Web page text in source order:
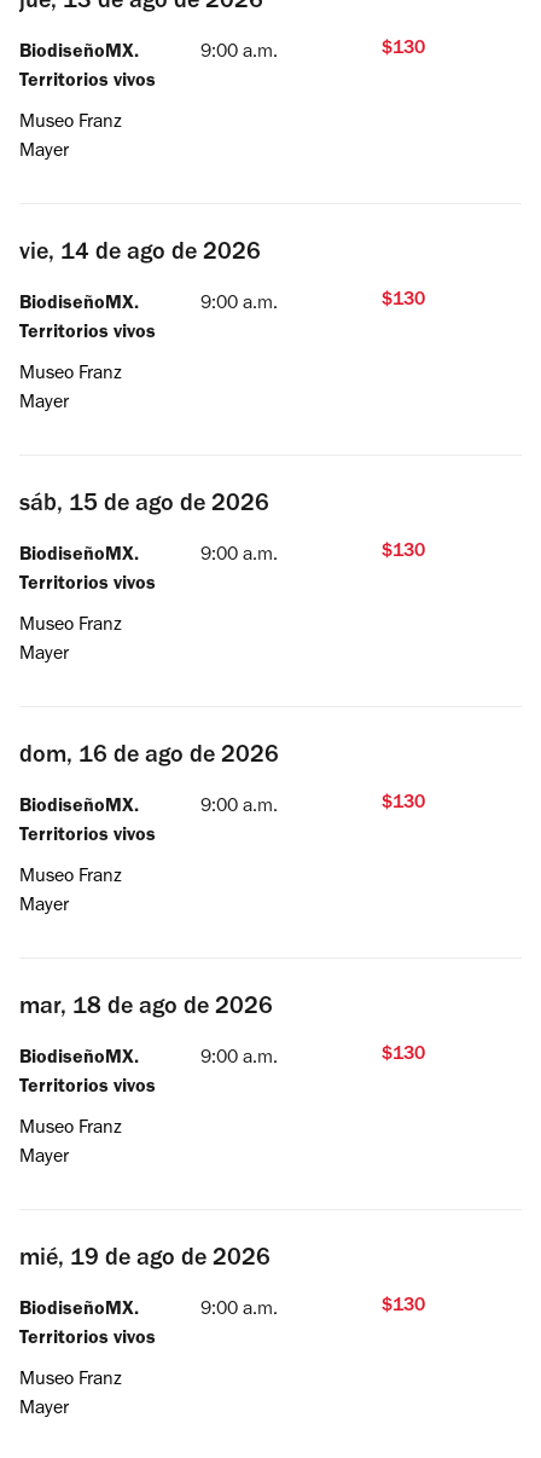
BiodiseñoMX.
Territorios vivos
Museo Franz
Mayer
9:00 a.m. $130
vie, 14 de ago de 2026
BiodiseñoMX.
Territorios vivos
Museo Franz
Mayer
9:00 a.m. $130
sáb, 15 de ago de 2026
BiodiseñoMX.
Territorios vivos
Museo Franz
Mayer
9:00 a.m. $130
dom, 16 de ago de 2026
BiodiseñoMX.
Territorios vivos
Museo Franz
Mayer
9:00 a.m. $130
mar, 18 de ago de 2026
BiodiseñoMX.
Territorios vivos
Museo Franz
Mayer
9:00 a.m. $130
mié, 19 de ago de 2026
BiodiseñoMX.
Territorios vivos
Museo Franz
Mayer
9:00 a.m. $130